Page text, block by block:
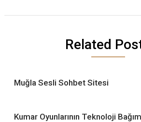
Related
Muğla Sesli Sohbet Sitesi
Kumar Oyunlarının Teknoloji